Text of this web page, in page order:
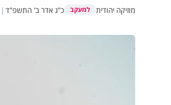
מוזיקה יהודית למעקב כ"ג אדר ב' התשפ"ד |